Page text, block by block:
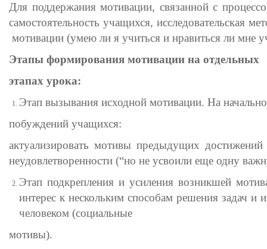
Для поддержания мотивации, связанной с
самостоятельность учащихся, исследовательская
мотивации (умею ли я учиться и нравиться ли мне
Этапы формирования мотивации на отдельных
этапах урока:
Этап вызывания исходной мотивации. На
побуждений учащихся:
актуализировать мотивы предыдущих
неудовлетворенности (“но не усвоили еще одну
Этап подкрепления и усиления возникшей
интерес к нескольким способам решения задач и
человеком (социальные
мотивы).